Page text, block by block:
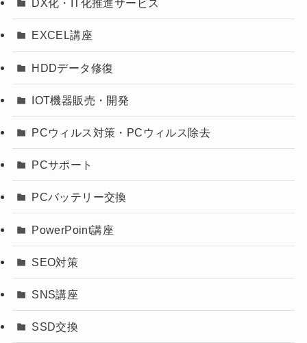
DX化・IT化推進サービス
EXCEL講座
HDDデータ修復
IOT機器販売・開発
PCウィルス対策・PCウィルス除去
PCサポート
PCバッテリー交換
PowerPoint講座
SEO対策
SNS講座
SSD交換